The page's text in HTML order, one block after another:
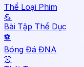
Thể Loại Phim
💪
Bài Tập Thể Dục
⚽
Bóng Đá ĐNA
👗